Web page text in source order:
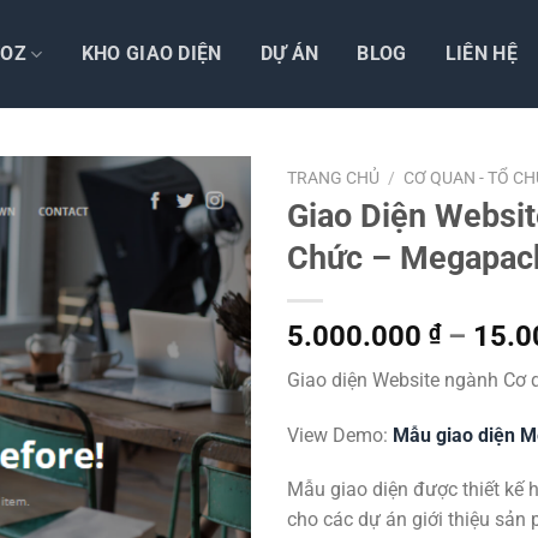
KHO GIAO DIỆN DỰ ÁN BLOG LIÊN HỆ
TRANG CHỦ / CƠ QUAN - TỔ
Giao Diện
Chức –
5.000.000 ₫ –
Giao diện Website ngành Cơ
View Demo: Mẫu giao diện
Mẫu giao diện được thiết kế
cho các dự án giới thiệu sản